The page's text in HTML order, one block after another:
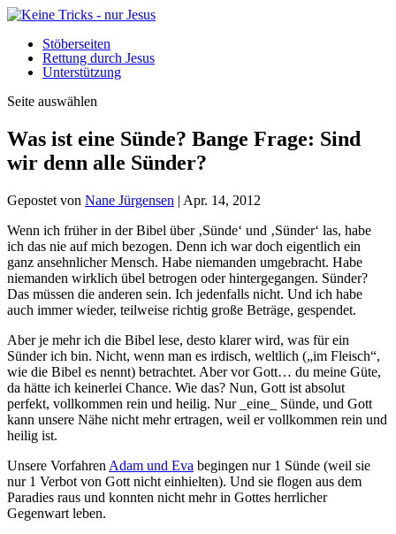
Stöberseiten
Rettung durch Jesus
Unterstützung
Seite auswählen
Was ist eine Sünde? Bange Frage: Sind
wir denn alle Sünder?
Gepostet von Nane Jürgensen | Apr. 14, 2012
Wenn ich früher in der Bibel über ‚Sünde‘ und ‚Sünder‘ las, habe
ich das nie auf mich bezogen. Denn ich war doch eigentlich ein
ganz ansehnlicher Mensch. Habe niemanden umgebracht. Habe
niemanden wirklich übel betrogen oder hintergegangen. Sünder?
Das müssen die anderen sein. Ich jedenfalls nicht. Und ich habe
auch immer wieder, teilweise richtig große Beträge, gespendet.
Aber je mehr ich die Bibel lese, desto klarer wird, was für ein
Sünder ich bin. Nicht, wenn man es irdisch, weltlich („im Fleisch“,
wie die Bibel es nennt) betrachtet. Aber vor Gott… du meine Güte,
da hätte ich keinerlei Chance. Wie das? Nun, Gott ist absolut
perfekt, vollkommen rein und heilig. Nur _eine_ Sünde, und Gott
kann unsere Nähe nicht mehr ertragen, weil er vollkommen rein und
heilig ist.
Unsere Vorfahren Adam und Eva begingen nur 1 Sünde (weil sie
nur 1 Verbot von Gott nicht einhielten). Und sie flogen aus dem
Paradies raus und konnten nicht mehr in Gottes herrlicher
Gegenwart leben.